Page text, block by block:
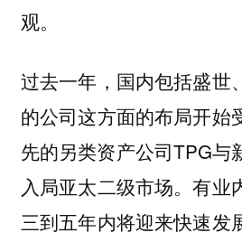
观。
过去一年，国内包括盛世
的公司这方面的布局开始
先的另类资产公司TPG与
入局亚太二级市场。有业
三到五年内将迎来快速发